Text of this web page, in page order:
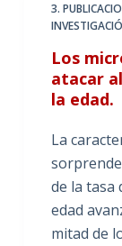
3.
Los
atacar
la edad.
La
de la tasa
edad
mitad de